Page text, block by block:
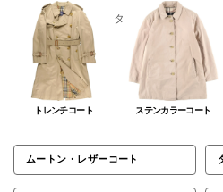
メンズ アウター コート
コート
トレンチコート ステンカラーコート
ムートン・レザーコート